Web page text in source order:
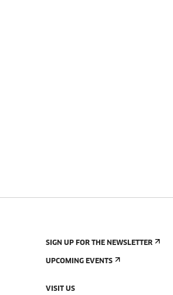
SIGN UP FOR THE NEWSLETTER
UPCOMING EVENTS
VISIT US